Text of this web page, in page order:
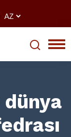
dünya